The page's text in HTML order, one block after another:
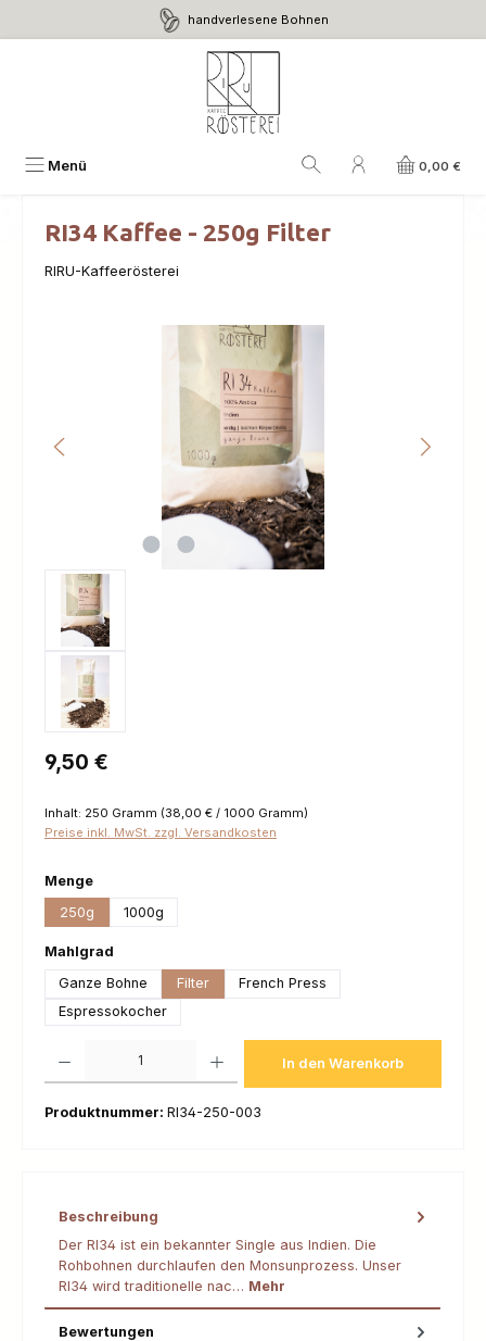
Zum Hauptinhalt springen handverlesene Bohnen
Menü 0,00 €
RI34 Kaffee - 250g Filter
RIRU-Kaffeerösterei
Bildergalerie überspringen
Regulärer Preis:
9,50 €
Inhalt: 250 Gramm (38,00 € / 1000 Gramm)
Preise inkl. MwSt. zzgl. Versandkosten
Mengeauswählen
250g
1000g
Mahlgrad
Ganze Bohne
Filter
French Press
Espressokocher
In den Warenkorb
Produktnummer: RI34-250-003
Beschreibung
Der RI34 ist ein bekannter Single aus Indien. Die
Rohbohnen durchlaufen den Monsunprozess. Unser
RI34 wird traditionelle nac… Mehr
Bewertungen